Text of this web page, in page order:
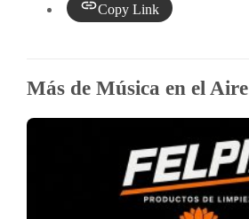
Copy Link
Más de Música en el Aire